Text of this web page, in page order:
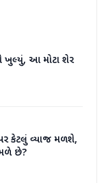
ખુલ્યું, આ મોટા શેર
કેટલું વ્યાજ મળશે,
મળે છે?